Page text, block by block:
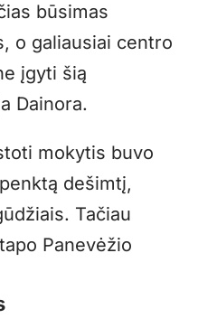
būsimas
o galiausiai centro
įgyti šią
Dainora.
mokytis buvo
dešimtį,
Tačiau
Panevėžio